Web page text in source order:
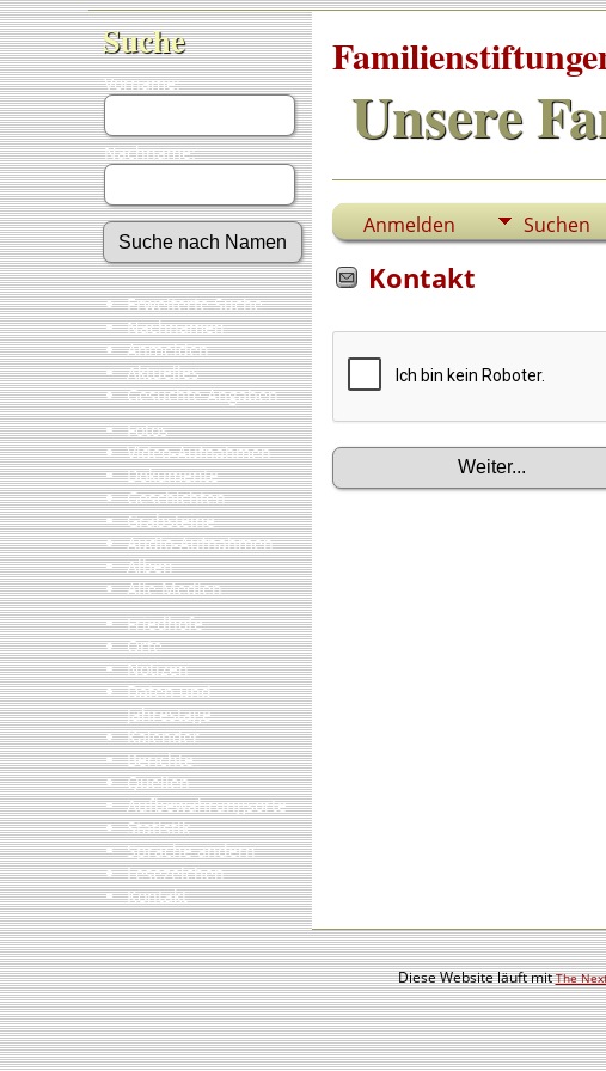
Suche
Vorname:
Nachname:
Erweiterte Suche
Nachnamen
Anmelden
Aktuelles
Gesuchte Angaben
Fotos
Video-Aufnahmen
Dokumente
Geschichten
Grabsteine
Audio-Aufnahmen
Alben
Alle Medien
Friedhöfe
Orte
Notizen
Daten und
Jahrestage
Kalender
Berichte
Quellen
Aufbewahrungsorte
Statistik
Sprache ändern
Lesezeichen
Kontakt
Unsere
Anmelden Suchen
Kontakt
Diese Website läuft mitThe